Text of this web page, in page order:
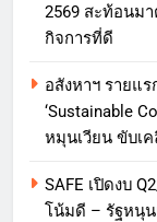
2569 สะท้อนม
กิจการที่ดี
อสังหาฯ รายแร
‘Sustainable
หมุนเวียน ขับเ
SAFE เปิดงบ
โน้มดี – รัฐหนุน